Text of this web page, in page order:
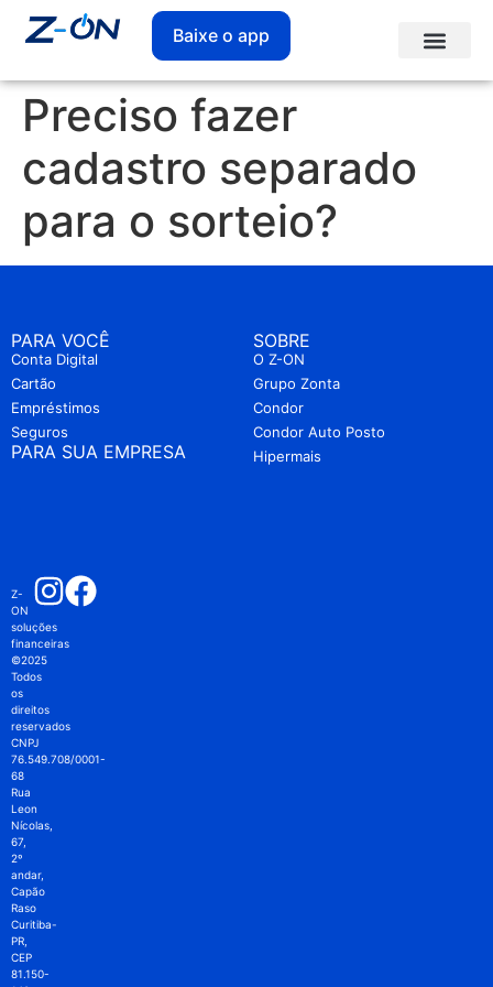
Baixe o app
Preciso fazer
cadastro separado
para o sorteio?
PARA VOCÊ
Conta Digital
Cartão
Empréstimos
Seguros
PARA SUA EMPRESA
SOBRE
O Z-ON
Grupo Zonta
Condor
Condor Auto Posto
Hipermais
Z-
ON
soluções
financeiras
©2025
Todos
os
direitos
reservados
CNPJ
76.549.708/0001-
68
Rua
Leon
Nícolas,
67,
2º
andar,
Capão
Raso
Curitiba-
PR,
CEP
81.150-